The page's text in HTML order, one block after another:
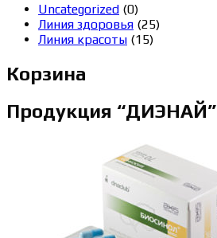
Uncategorized (0)
Линия здоровья (25)
Линия красоты (15)
Корзина
Продукция “ДИЭНАЙ”